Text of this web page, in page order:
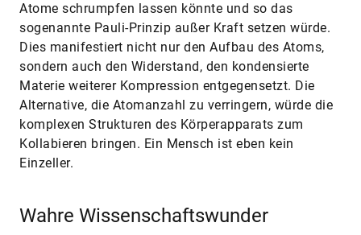
Atome schrumpfen lassen könnte und so das
sogenannte Pauli-Prinzip außer Kraft setzen würde.
Dies manifestiert nicht nur den Aufbau des Atoms,
sondern auch den Widerstand, den kondensierte
Materie weiterer Kompression entgegensetzt. Die
Alternative, die Atomanzahl zu verringern, würde die
komplexen Strukturen des Körperapparats zum
Kollabieren bringen. Ein Mensch ist eben kein
Einzeller.
Wahre Wissenschaftswunder